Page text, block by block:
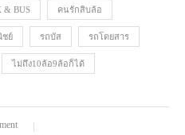
& BUS คนรักสิบล้อ
ชย์ รถบัส รถโดยสาร
ไม่ถึง10ล้อ9ล้อก็ได้